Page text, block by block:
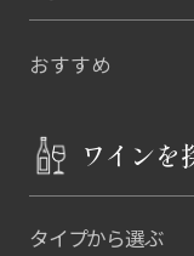
おすすめ
ワインを
タイプから選ぶ